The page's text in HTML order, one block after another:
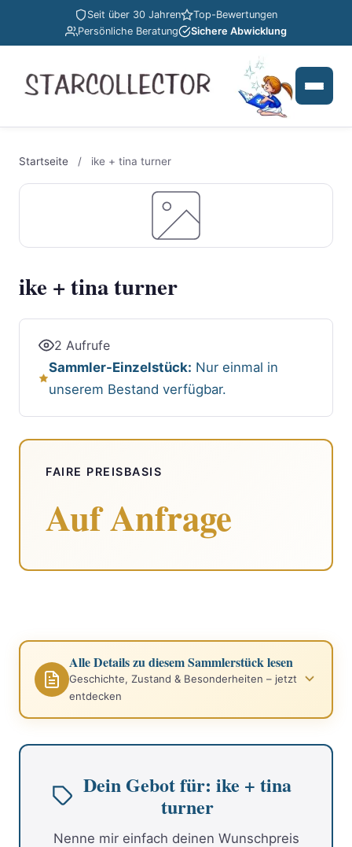
Seit über 30 Jahren
Top-Bewertungen
Persönliche Beratung
Sichere Abwicklung
Startseite / ike + tina turner
ike + tina turner
2 Aufrufe
Sammler-Einzelstück: Nur einmal in
unserem Bestand verfügbar.
FAIRE PREISBASIS
Auf Anfrage
Alle Details zu diesem Sammlerstück lesen
Geschichte, Zustand & Besonderheiten – jetzt
entdecken
Dein Gebot für: ike + tina
turner
Nenne mir einfach deinen Wunschpreis